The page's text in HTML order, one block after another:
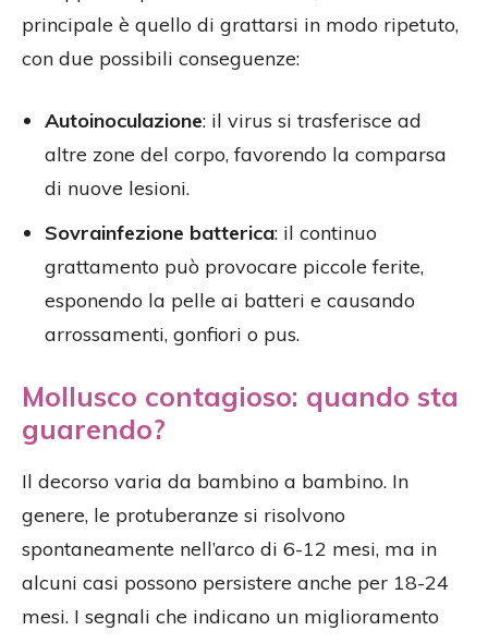
principale è quello di grattarsi in modo ripetuto,
con due possibili conseguenze:
Autoinoculazione: il virus si trasferisce ad
altre zone del corpo, favorendo la comparsa
di nuove lesioni.
Sovrainfezione batterica: il continuo
grattamento può provocare piccole ferite,
esponendo la pelle ai batteri e causando
arrossamenti, gonfiori o pus.
Mollusco contagioso: quando sta
guarendo?
Il decorso varia da bambino a bambino. In
genere, le protuberanze si risolvono
spontaneamente nell’arco di 6-12 mesi, ma in
alcuni casi possono persistere anche per 18-24
mesi. I segnali che indicano un miglioramento